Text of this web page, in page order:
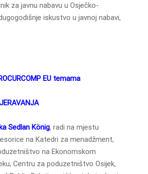
za javnu nabavu u Osječko-
iskustvo u javnoj nabavi,
EU temama
Sedlan König, radi na mjestu
na Katedri za menadžment,
na Ekonomskom
Centru za poduzetništvo Osijek,